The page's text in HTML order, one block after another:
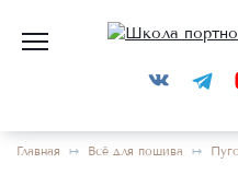
содержанию
Главная Всё для пошива